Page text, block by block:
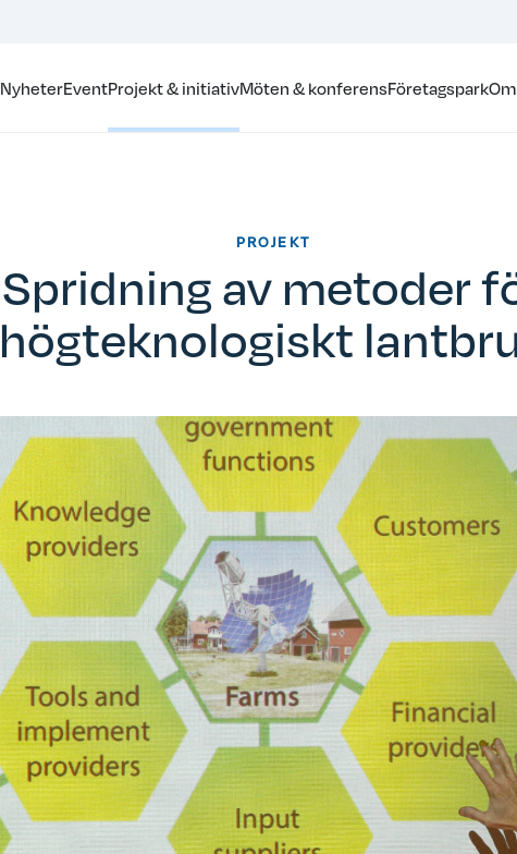
NyheterEventProjekt & initiativMöten & konferensFöretagspark
PROJEKT
Spridning av metoder
högteknologiskt